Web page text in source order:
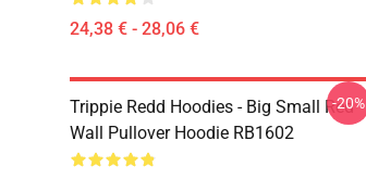
24,38 € - 28,06 €
Trippie Redd Hoodies - Big Small Red
Wall Pullover Hoodie RB1602
-20%